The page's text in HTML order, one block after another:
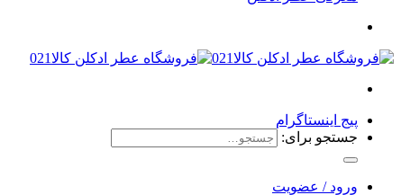
پیج اینستاگرام
جستجو برای:
ورود / عضویت